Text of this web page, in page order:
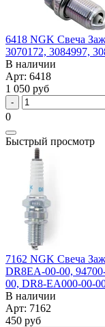
6418 NGK Свеча
3070172, 3084997,
В наличии
Арт: 6418
1 050 руб
0
Быстрый просмотр
7162 NGK Свеча
DR8EA-00-00,
00, DR8-EA000-00-
В наличии
Арт: 7162
450 руб